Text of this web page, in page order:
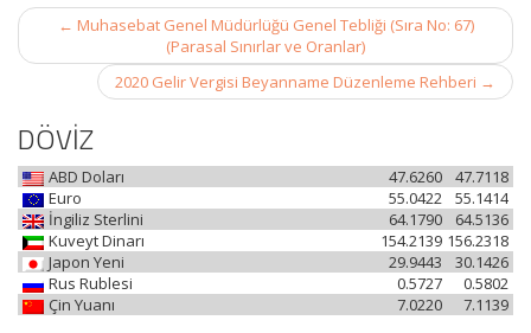
Post
navigation
← Muhasebat Genel Müdürlüğü Genel Tebliği (Sıra No: 67)
(Parasal Sınırlar ve Oranlar)
2020 Gelir Vergisi Beyanname Düzenleme Rehberi →
DÖVİZ
ABD Doları 47.7118
47.6260
Euro
55.1414
55.0422
İngiliz Sterlini
64.5136
64.1790
Kuveyt Dinarı
156.2318
154.2139
Japon Yeni
30.1426
29.9443
Rus Rublesi
0.5802
0.5727
Çin Yuanı
7.1139
7.0220